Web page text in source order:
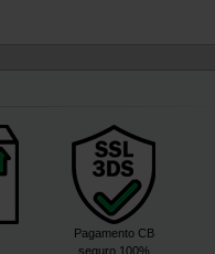
Pagamento CB
seguro 100%